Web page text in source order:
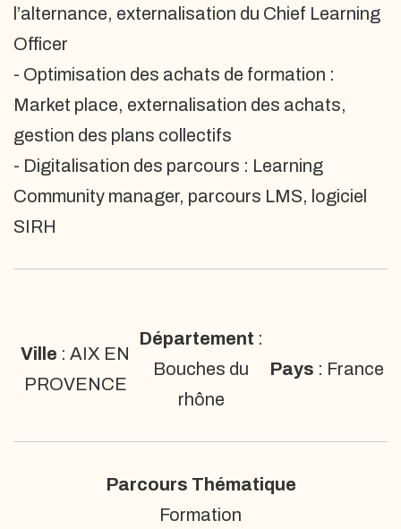
l’alternance, externalisation du Chief Learning
Officer
- Optimisation des achats de formation :
Market place, externalisation des achats,
gestion des plans collectifs
- Digitalisation des parcours : Learning
Community manager, parcours LMS, logiciel
SIRH
Ville : AIX EN
PROVENCE
Département :
Bouches du
rhône
Pays : France
Parcours Thématique
Formation